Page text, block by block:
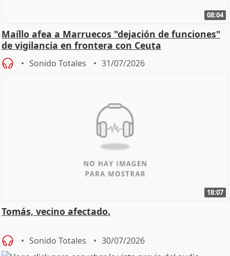
08:04
Maíllo afea a Marruecos "dejación de funciones"
de vigilancia en frontera con Ceuta
Sonido Totales 31/07/2026
18:07
Tomás, vecino afectado.
Sonido Totales 30/07/2026